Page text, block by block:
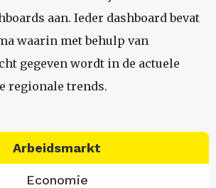
aan. Ieder dashboard bevat
waarin met behulp van
gegeven wordt in de actuele
regionale trends.
Arbeidsmarkt
Economie